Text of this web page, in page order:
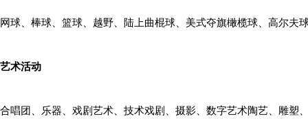
网球、棒球、篮球、越野、陆上曲棍球、美式夺旗橄榄球、高尔夫
艺术活动
合唱团、乐器、戏剧艺术、技术戏剧、摄影、数字艺术陶艺、雕塑